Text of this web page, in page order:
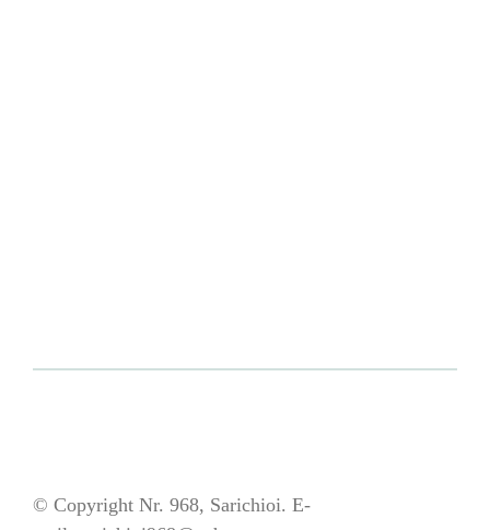
© Copyright Nr. 968, Sarichioi. E-